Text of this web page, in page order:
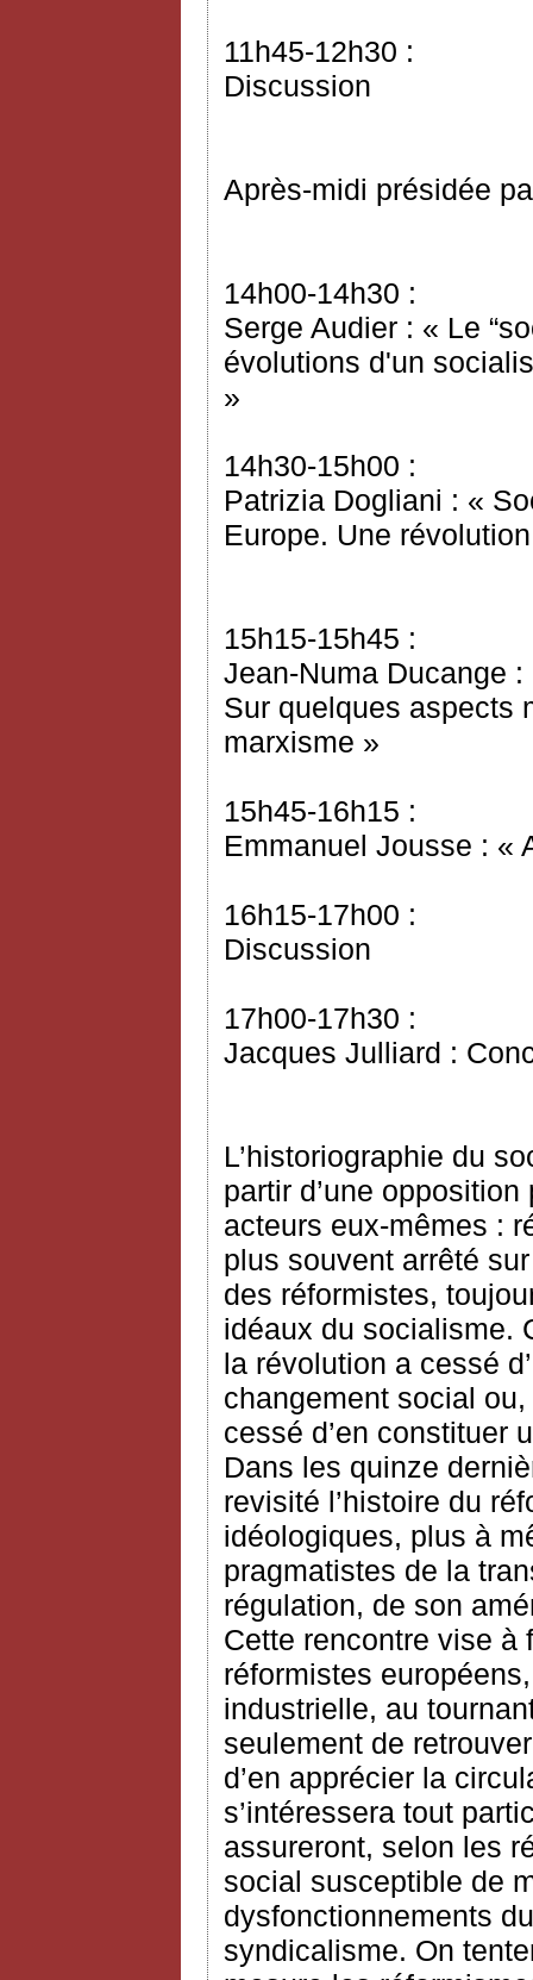
11h45-12h30 :
Discussion
Après-midi présidée
14h00-14h30 :
Serge Audier : « Le
évolutions d'un
»
14h30-15h00 :
Patrizia Dogliani : «
Europe. Une
15h15-15h45 :
Jean-Numa Ducange
Sur quelques aspects
marxisme »
15h45-16h15 :
Emmanuel Jousse : «
16h15-17h00 :
Discussion
17h00-17h30 :
Jacques Julliard :
L’historiographie du
partir d’une
acteurs eux-mêmes :
plus souvent arrêté
des réformistes,
idéaux du socialisme.
la révolution a cessé
changement social
cessé d’en constituer
Dans les quinze
revisité l’histoire du
idéologiques, plus à
pragmatistes de la
régulation, de son
Cette rencontre vise à
réformistes
industrielle, au
seulement de
d’en apprécier la
s’intéressera tout
assureront, selon les
social susceptible de
dysfonctionnements
syndicalisme. On